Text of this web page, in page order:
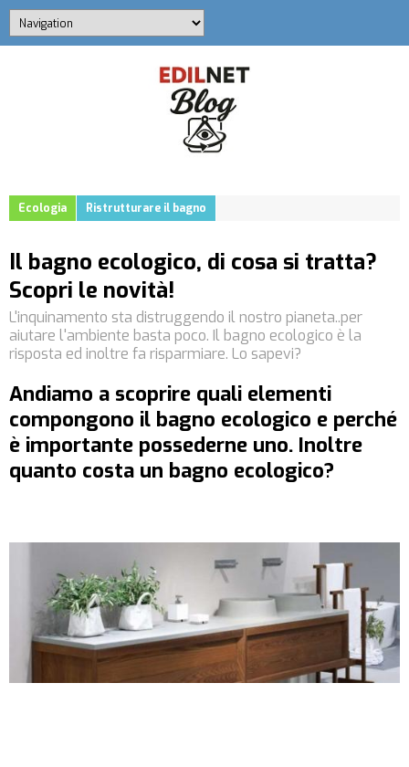
Ecologia Ristrutturare il bagno
Il bagno ecologico, di cosa si tratta?
Scopri le novità!
L'inquinamento sta distruggendo il nostro pianeta..per
aiutare l'ambiente basta poco. Il bagno ecologico è la
risposta ed inoltre fa risparmiare. Lo sapevi?
Andiamo a scoprire quali elementi
compongono il bagno ecologico e perché
è importante possederne uno. Inoltre
quanto costa un bagno ecologico?